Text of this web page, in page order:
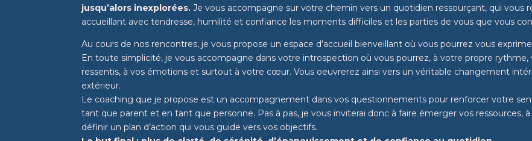
jusqu’alors inexplorées. Je vous accompagne sur votre chemin vers un quotidien ressourçant, qui vous
accueillant avec tendresse, humilité et confiance les moments difficiles et les parties de vous que vous
Au cours de nos rencontres, je vous propose un espace d’accueil bienveillant où vous pourrez vous
En toute simplicité, je vous accompagne dans votre introspection où vous pourrez, à votre propre
ressentis, à vos émotions et surtout à votre cœur. Vous oeuvrerez ainsi vers un véritable changement
extérieur.
Le coaching que je propose est un accompagnement dans vos questionnements pour renforcer votre
tant que parent et en tant que personne. Pas à pas, je vous inviterai donc à faire émerger vos ressources,
définir un plan d’action qui vous guide vers vos objectifs.